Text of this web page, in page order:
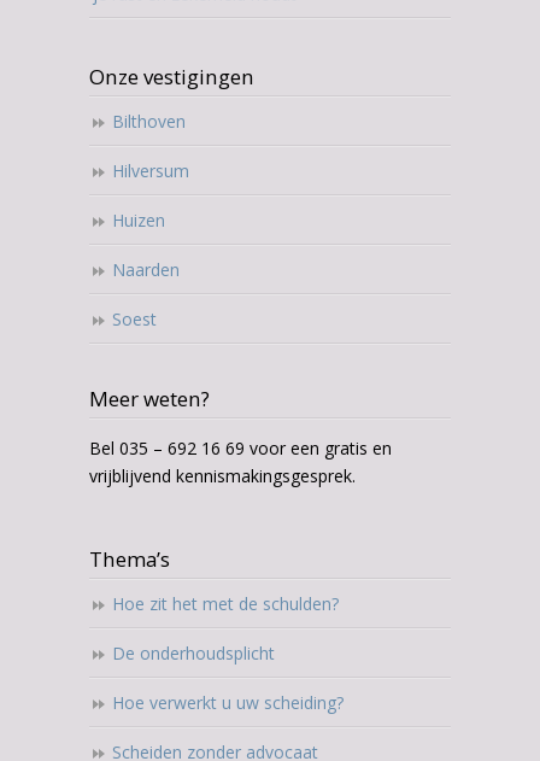
Onze vestigingen
Bilthoven
Hilversum
Huizen
Naarden
Soest
Meer weten?
Bel 035 – 692 16 69 voor een gratis en
vrijblijvend kennismakingsgesprek.
Thema’s
Hoe zit het met de schulden?
De onderhoudsplicht
Hoe verwerkt u uw scheiding?
Scheiden zonder advocaat